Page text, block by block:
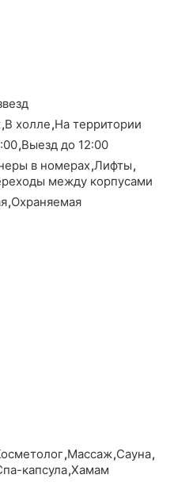
,В холле,На территории
,Выезд до 12:00
в номерах,Лифты,
между корпусами
,Охраняемая
,Массаж,Сауна,
капсула,Хамам